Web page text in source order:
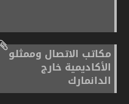
مكاتب الاتصال وممثلو
الأكاديمية خارج
الدانمارك